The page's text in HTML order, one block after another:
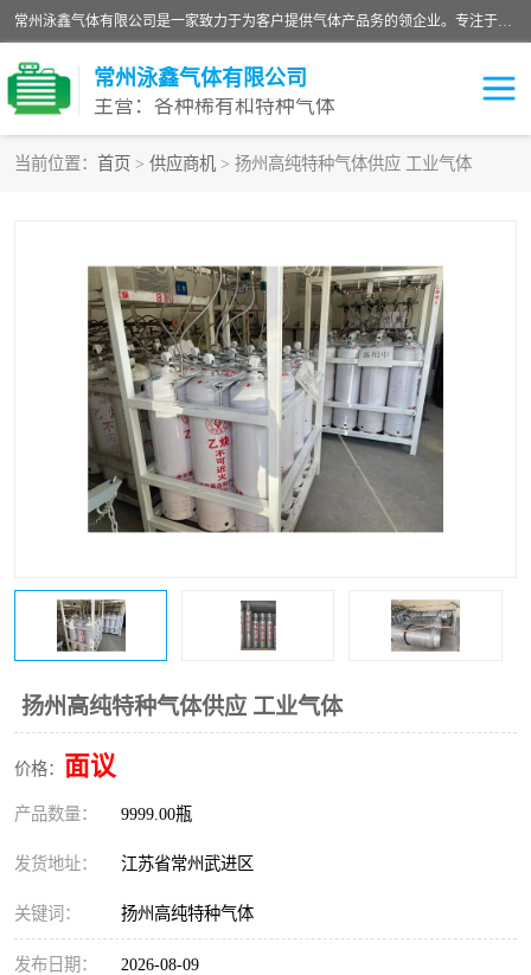
常州泳鑫气体有限公司是一家致力于为客户提供气体产品务的领企业。专注于环氧乙烷剂、环氧乙烷、高纯气体以及稀有和特种气体的研发、生产、销售和配送，产品广泛应用于医疗、电子、科研、化工、食品等多个领域。主要产品有：环氧乙烷灭菌剂，环氧乙烷，高纯氩，氮，氪，氙，氖，氘，笑，氦，氢，氧等各种稀有和特种气体。
常州泳鑫气体有限公司
主营：各种稀有和特种气体
当前位置： 首页 > 供应商机 > 扬州高纯特种气体供应 工业气体
扬州高纯特种气体供应 工业气体
价格： 面议
产品数量： 9999.00瓶
发货地址： 江苏省常州武进区
关键词： 扬州高纯特种气体
发布日期： 2026-08-09
环氧乙烷灭菌剂 高纯氩气
高纯氮气